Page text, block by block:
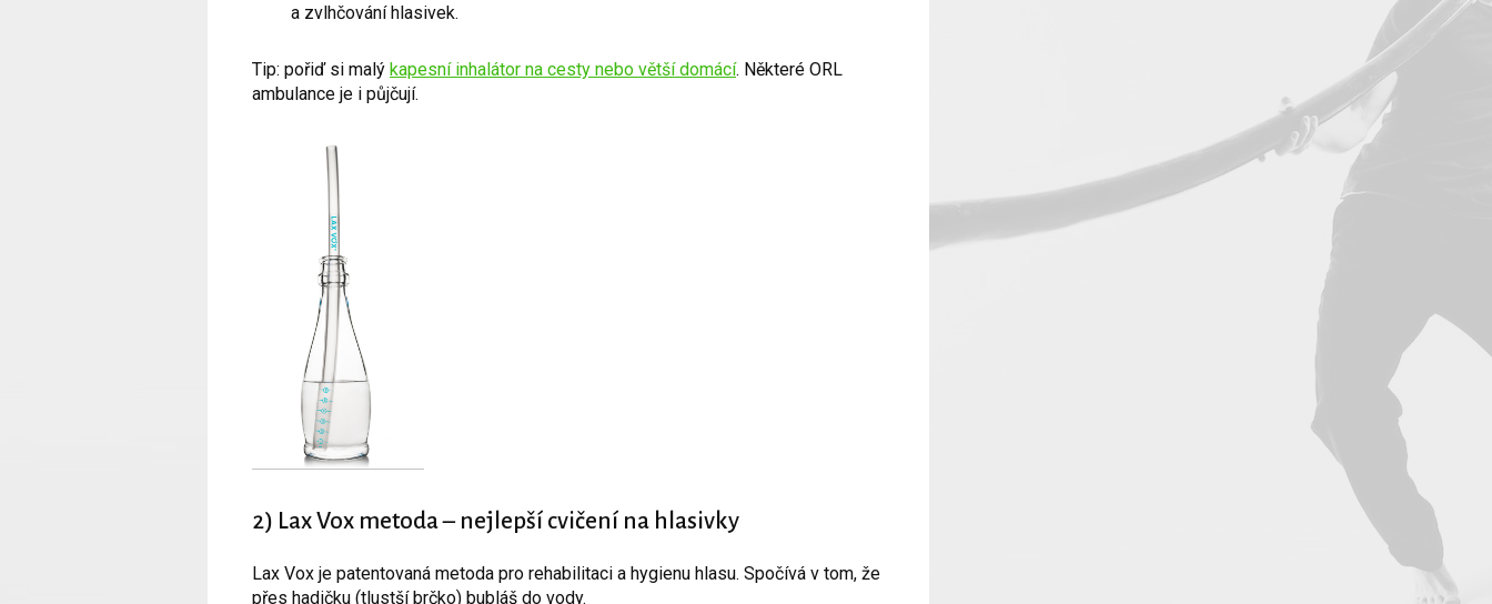
a zvlhčování hlasivek.
Tip: pořiď si malý kapesní inhalátor na cesty nebo větší domácí. Některé ORL
ambulance je i půjčují.
2) Lax Vox metoda – nejlepší cvičení na hlasivky
Lax Vox je patentovaná metoda pro rehabilitaci a hygienu hlasu. Spočívá v tom, že
přes hadičku (tlustší brčko) bubláš do vody.